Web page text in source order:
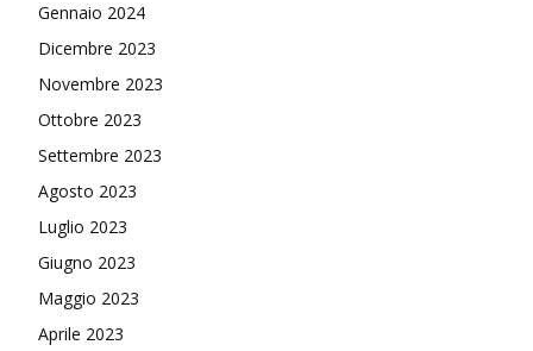
Gennaio 2024
Dicembre 2023
Novembre 2023
Ottobre 2023
Settembre 2023
Agosto 2023
Luglio 2023
Giugno 2023
Maggio 2023
Aprile 2023